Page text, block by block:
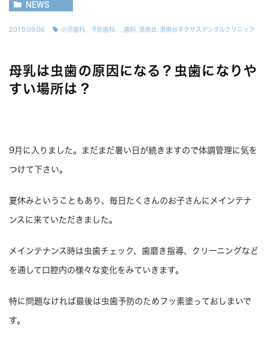
NEWS
2019.09.06 小児歯科，予防歯科， 歯科 港南台 港南台ネクサスデンタルクリニック
母乳は虫歯の原因になる？虫歯になりや
すい場所は？
9月に入りました。まだまだ暑い日が続きますので体調管理に気を
つけて下さい。
夏休みということもあり、毎日たくさんのお子さんにメインテナ
ンスに来ていただきました。
メインテナンス時は虫歯チェック、歯磨き指導、クリーニングなど
を通して口腔内の様々な変化をみていきます。
特に問題なければ最後は虫歯予防のためフッ素塗っておしまいで
す。